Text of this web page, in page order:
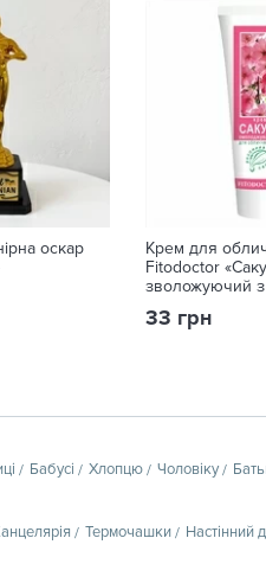
оскар
Крем для
Fitodoctor
зволожуючий
33 грн
Бабусі Хлопцю Чоловіку
Термочашки Настінний